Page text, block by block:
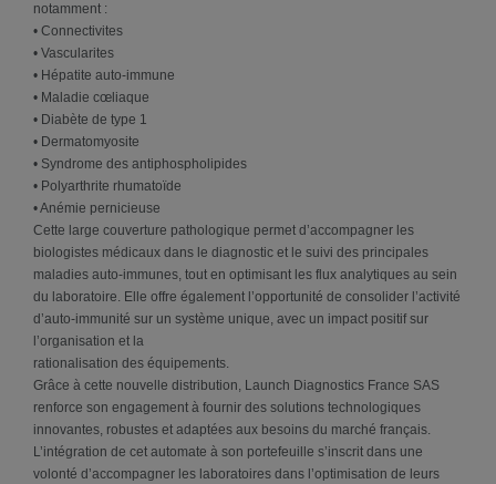
notamment :
• Connectivites
• Vascularites
• Hépatite auto-immune
• Maladie cœliaque
• Diabète de type 1
• Dermatomyosite
• Syndrome des antiphospholipides
• Polyarthrite rhumatoïde
• Anémie pernicieuse
Cette large couverture pathologique permet d’accompagner les
biologistes médicaux dans le diagnostic et le suivi des principales
maladies auto-immunes, tout en optimisant les flux analytiques au sein
du laboratoire. Elle offre également l’opportunité de consolider l’activité
d’auto-immunité sur un système unique, avec un impact positif sur
l’organisation et la
rationalisation des équipements.
Grâce à cette nouvelle distribution, Launch Diagnostics France SAS
renforce son engagement à fournir des solutions technologiques
innovantes, robustes et adaptées aux besoins du marché français.
L’intégration de cet automate à son portefeuille s’inscrit dans une
volonté d’accompagner les laboratoires dans l’optimisation de leurs